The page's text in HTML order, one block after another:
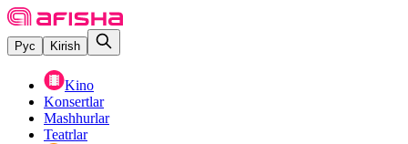
Рус Kirish
Kino
Konsertlar
Mashhurlar
Teatrlar